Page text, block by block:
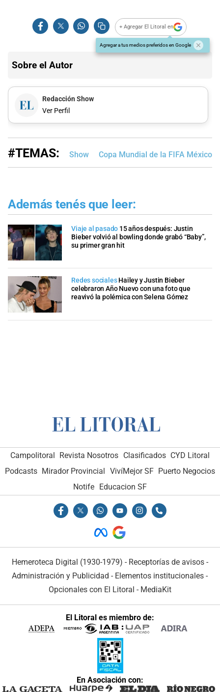
+ Agregar El Litoral en
Agregar a tus medios preferidos en Google
Sobre el Autor
Redacción Show
Ver Perfil
#TEMAS: Show Copa Mundial de la FIFA México/
Además tenés que leer:
Viaje al pasado 15 años después: Justin
Bieber volvió al bowling donde grabó “Baby”,
su primer gran hit
Redes sociales Hailey y Justin Bieber
celebraron Año Nuevo con una foto que
reavivó la polémica con Selena Gómez
Campolitoral Revista Nosotros Clasificados CYD Litoral
Podcasts Mirador Provincial VivíMejor SF Puerto Negocios
Notife Educacion SF
Hemeroteca Digital (1930-1979) - Receptorías de avisos -
Administración y Publicidad - Elementos institucionales -
Opcionales con El Litoral - MediaKit
El Litoral es miembro de:
En Asociación con: